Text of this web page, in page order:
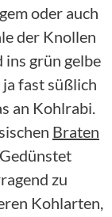
oder auch
der Knollen
grün gelbe
fast süßlich
an Kohlrabi.
Braten
zu
Kohlarten,